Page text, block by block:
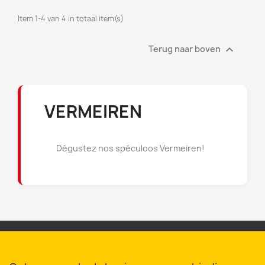
Annuleren
Item 1-4 van 4 in totaal item(s)
Terug naar boven 
VERMEIREN
Dégustez nos spéculoos Vermeiren!